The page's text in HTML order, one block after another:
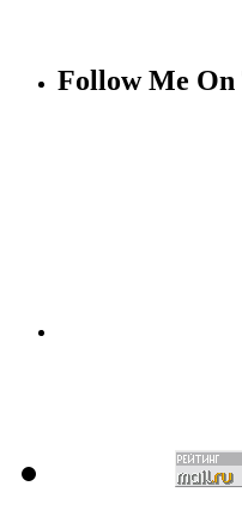
Follow Me